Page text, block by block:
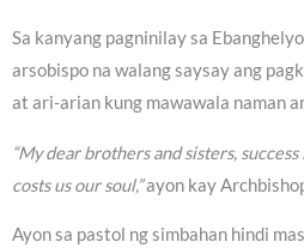
Sa kanyang pagninilay sa
arsobispo na walang saysay ang
at ari-arian kung mawawala naman
“My dear brothers and sisters,
costs us our soul,”ayon kay
Ayon sa pastol ng simbahan hindi